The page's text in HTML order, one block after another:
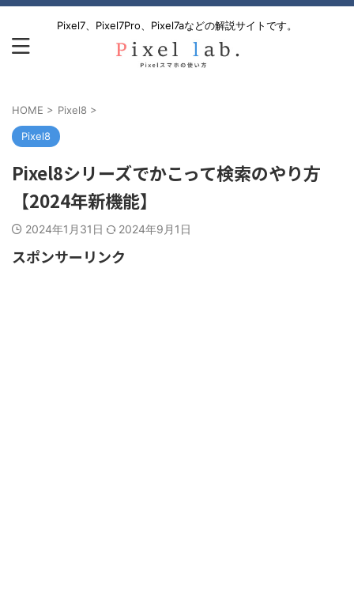
Pixel7、Pixel7Pro、Pixel7aなどの解説サイトです。
HOME > Pixel8 >
Pixel8
Pixel8シリーズでかこって検索のやり方
【2024年新機能】
2024年1月31日 2024年9月1日
スポンサーリンク